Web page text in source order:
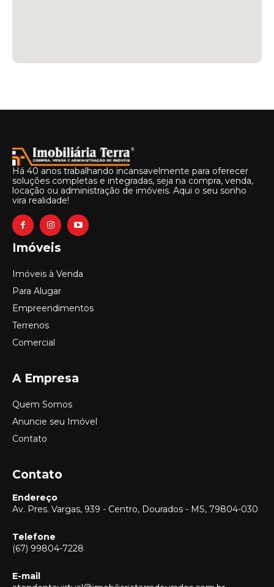
Há 40 anos trabalhando incansavelmente para oferecer
soluções completas e integradas, seja na compra, venda,
locação ou administração de imóveis. Aqui o seu sonho
vira realidade!
Imóveis
Imóveis à Venda
Para Alugar
Empreendimentos
Terrenos
Comercial
A Empresa
Quem Somos
Anuncie seu Imóvel
Contato
Contato
Endereço
Av. Pres. Vargas, 939 - Centro, Dourados - MS, 79804-030
Telefone
(67) 99804-7228
E-mailVendas